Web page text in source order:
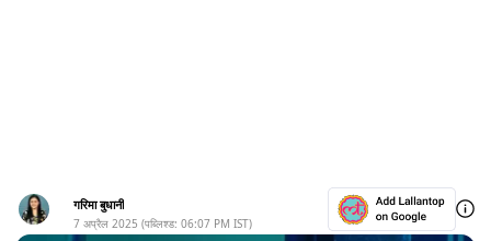
गरिमा बुधानी
7 अप्रैल 2025 (पब्लिश्ड: 06:07 PM IST)